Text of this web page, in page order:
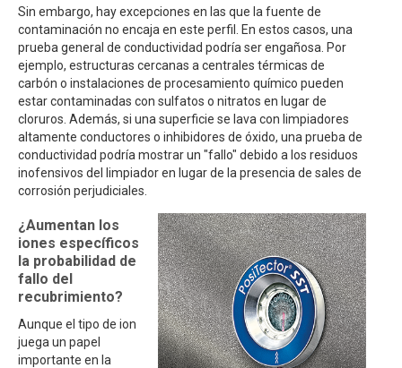
Sin embargo, hay excepciones en las que la fuente de
contaminación no encaja en este perfil. En estos casos, una
prueba general de conductividad podría ser engañosa. Por
ejemplo, estructuras cercanas a centrales térmicas de
carbón o instalaciones de procesamiento químico pueden
estar contaminadas con sulfatos o nitratos en lugar de
cloruros. Además, si una superficie se lava con limpiadores
altamente conductores o inhibidores de óxido, una prueba de
conductividad podría mostrar un "fallo" debido a los residuos
inofensivos del limpiador en lugar de la presencia de sales de
corrosión perjudiciales.
¿Aumentan los
iones específicos
la probabilidad de
fallo del
recubrimiento?
Aunque el tipo de ion
juega un papel
importante en la